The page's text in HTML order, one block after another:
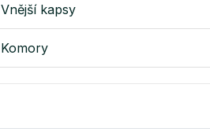
Vnější kapsy
Komory